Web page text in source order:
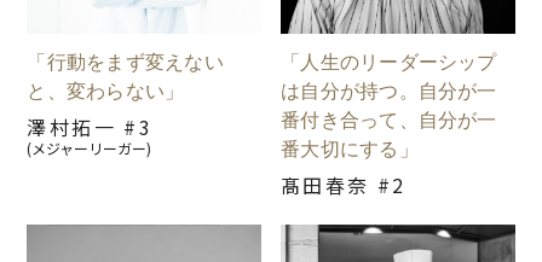
「行動をまず変えない
と、変わらない」
澤村拓一 #3
(メジャーリーガー)
「人生のリーダーシップ
は自分が持つ。自分が一
番付き合って、自分が一
番大切にする」
髙田春奈 #2